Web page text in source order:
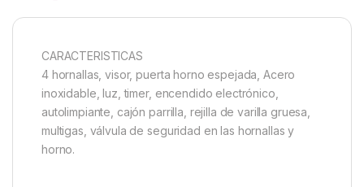
CARACTERISTICAS
4 hornallas, visor, puerta horno espejada, Acero
inoxidable, luz, timer, encendido electrónico,
autolimpiante, cajón parrilla, rejilla de varilla gruesa,
multigas, válvula de seguridad en las hornallas y
horno.